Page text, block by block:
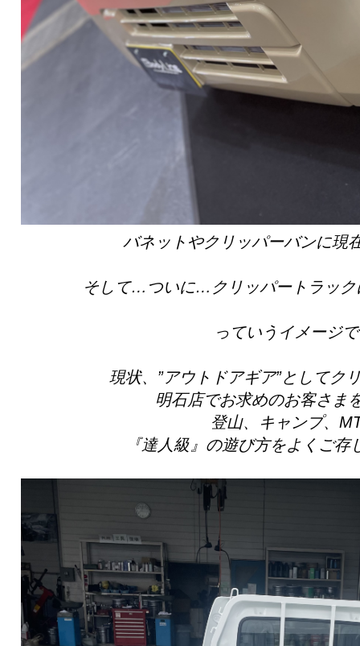
バネットやクリッパーバンに現
そして…ついに…クリッパートラック
っていうイメージ
現状、”アウトドアギア”としてク
明石店でお求めのお客さま
登山、キャンプ、
『達人級』の遊び方をよくご存